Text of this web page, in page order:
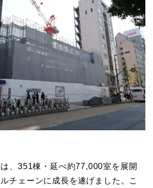
、351棟・延べ約77,000室を展開
チェーンに成長を遂げました。こ